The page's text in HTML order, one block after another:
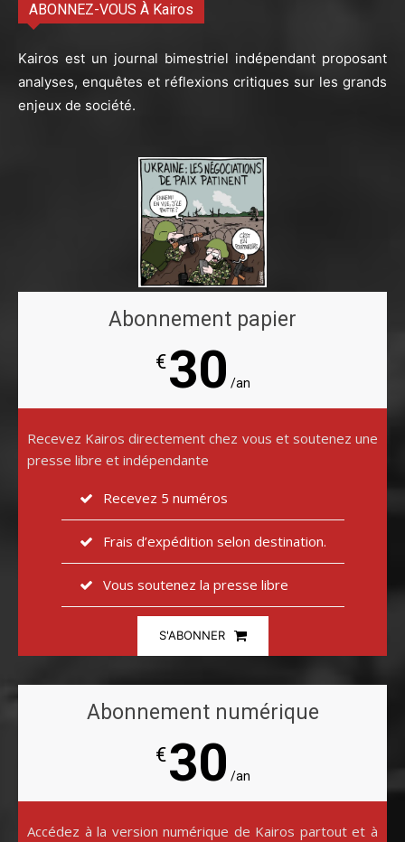
ABONNEZ-VOUS À Kairos
Kairos est un journal bimestriel indépendant proposant
analyses, enquêtes et réflexions critiques sur les grands
enjeux de société.
Abonnement papier
€30 /an
Recevez Kairos directement chez vous et soutenez une
presse libre et indépendante
Recevez 5 numéros
Frais d’expédition selon destination.
Vous soutenez la presse libre
S'ABONNER
Abonnement numérique
€30 /an
Accédez à la version numérique de Kairos partout et à